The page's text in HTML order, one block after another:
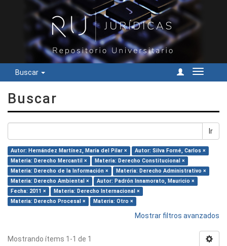
Buscar
Cambiar
Buscar
Ir
Autor: Hernández Martínez, María del Pilar ×
Autor: Silva Forné, Carlos ×
Materia: Derecho Mercantil ×
Materia: Derecho Constitucional ×
Materia: Derecho de la Información ×
Materia: Derecho Administrativo ×
Materia: Derecho Ambiental ×
Autor: Padrón Innamorato, Mauricio ×
Fecha: 2011 ×
Materia: Derecho Internacional ×
Materia: Derecho Procesal ×
Materia: Otro ×
Mostrar filtros avanzados
Mostrando ítems 1-1 de 1